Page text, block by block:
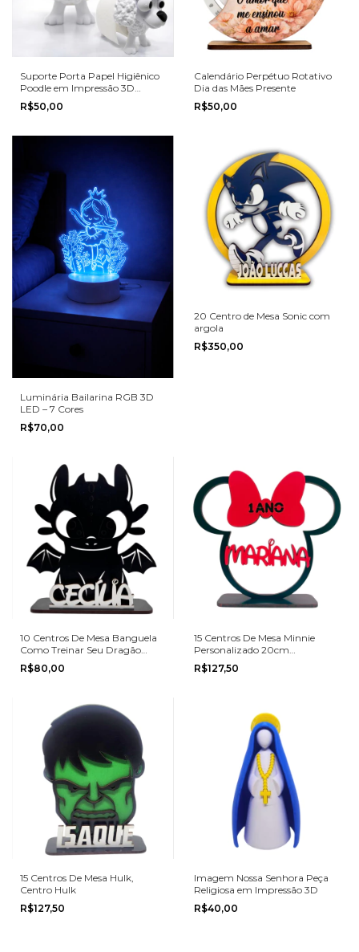
Suporte Porta Papel Higiênico
Poodle em Impressão 3D
Decorativo
R$50,00
Calendário Perpétuo Rotativo
Dia das Mães Presente
R$50,00
Luminária Bailarina RGB 3D
LED – 7 Cores
R$70,00
20 Centro de Mesa Sonic com
argola
R$350,00
10 Centros De Mesa Banguela
Como Treinar Seu Dragão
Festas e Aniversários
R$80,00
15 Centros De Mesa Minnie
Personalizado 20cm
Aniversário
R$127,50
15 Centros De Mesa Hulk,
Centro Hulk
R$127,50
Imagem Nossa Senhora Peça
Religiosa em Impressão 3D
R$40,00